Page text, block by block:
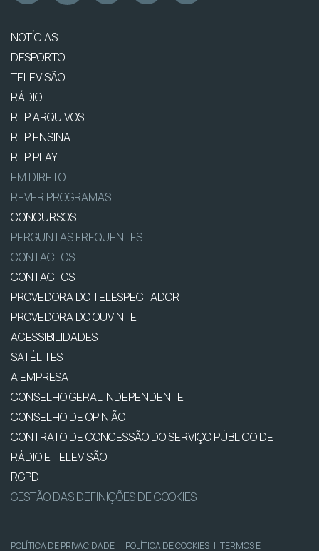
NOTÍCIAS
DESPORTO
TELEVISÃO
RÁDIO
RTP ARQUIVOS
RTP ENSINA
RTP PLAY
EM DIRETO
REVER PROGRAMAS
CONCURSOS
PERGUNTAS FREQUENTES
CONTACTOS
CONTACTOS
PROVEDORA DO TELESPECTADOR
PROVEDORA DO OUVINTE
ACESSIBILIDADES
SATÉLITES
A EMPRESA
CONSELHO GERAL INDEPENDENTE
CONSELHO DE OPINIÃO
CONTRATO DE CONCESSÃO DO SERVIÇO PÚBLICO DE
RÁDIO E TELEVISÃO
RGPD
GESTÃO DAS DEFINIÇÕES DE COOKIES
POLÍTICA DE PRIVACIDADE | POLÍTICA DE COOKIES | TERMOS E